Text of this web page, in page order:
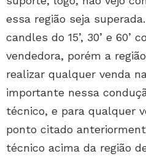
essa região seja
candles do 15’, 30’ e 60’
vendedora, porém a
realizar qualquer venda
importante nessa
técnico, e para qualquer
ponto citado
técnico acima da região